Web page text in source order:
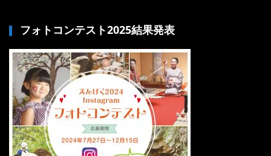
フォトコンテスト2025結果発表